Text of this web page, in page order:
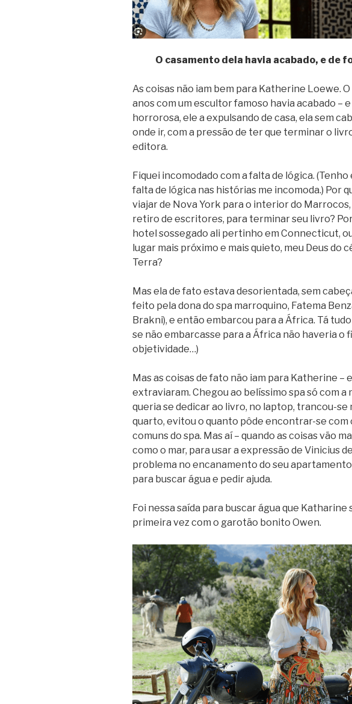
O casamento dela havia acabado, e de
As coisas não iam bem para Katherine Loewe.
anos com um escultor famoso havia acabado –
horrorosa, ele a expulsando de casa, ela sem
onde ir, com a pressão de ter que terminar o
editora.
Fiquei incomodado com a falta de lógica. (Tenho
falta de lógica nas histórias me incomoda.) Por
viajar de Nova York para o interior do
retiro de escritores, para terminar seu livro?
hotel sossegado ali pertinho em Connecticut,
lugar mais próximo e mais quieto, meu Deus do
Terra?
Mas ela de fato estava desorientada, sem
feito pela dona do spa marroquino, Fatema
Brakni), e então embarcou para a África. Tá
se não embarcasse para a África não haveria o
objetividade…)
Mas as coisas de fato não iam para Katherine –
extraviaram. Chegou ao belíssimo spa só com a
queria se dedicar ao livro, no laptop, trancou-se
quarto, evitou o quanto pôde encontrar-se com
comuns do spa. Mas aí – quando as coisas vão
como o mar, para usar a expressão de Vinicius
problema no encanamento do seu
para buscar água e pedir ajuda.
Foi nessa saída para buscar água que
primeira vez com o garotão bonito Owen.